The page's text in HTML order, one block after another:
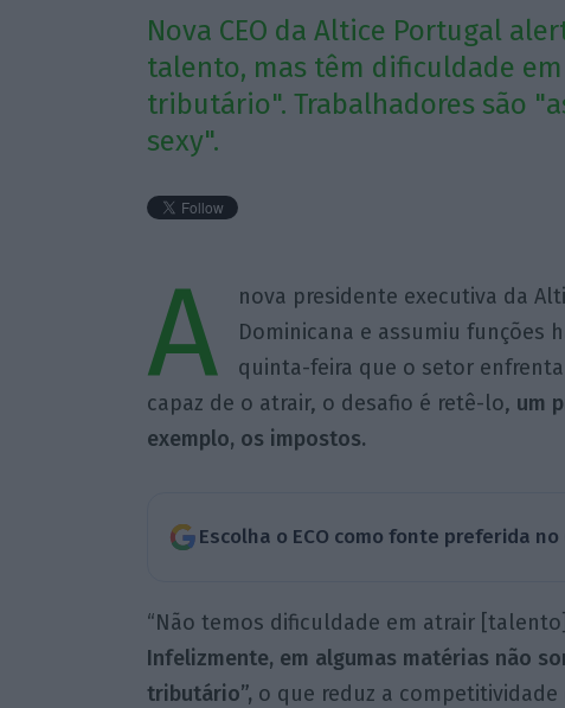
Nova CEO da Altice Portugal
talento, mas têm dificuldade
tributário". Trabalhadores são
sexy".
A
nova presidente executiva da
Dominicana e assumiu funções
quinta-feira que o setor
capaz de o atrair, o desafio é retê-lo, um
exemplo, os impostos.
Escolha o ECO como fonte preferida no
“Não temos dificuldade em atrair
Infelizmente, em algumas matérias não
tributário”, o que reduz a